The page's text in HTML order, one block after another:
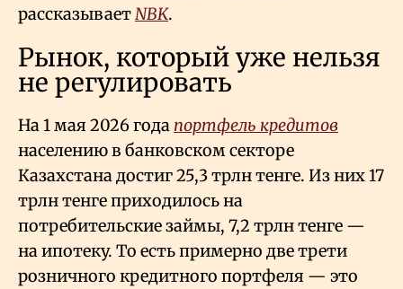
рассказываетNBK.
Рынок, который уже нельзя
не регулировать
На 1 мая 2026 года портфель кредитов
населению в банковском секторе
Казахстана достиг 25,3 трлн тенге. Из них 17
трлн тенге приходилось на
потребительские займы, 7,2 трлн тенге —
на ипотеку. То есть примерно две трети
розничного кредитного портфеля — это